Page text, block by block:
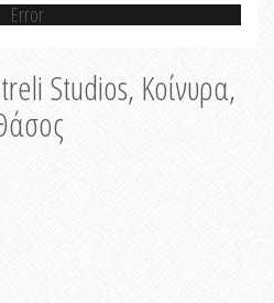
Error
Studios, Κοίνυρα,